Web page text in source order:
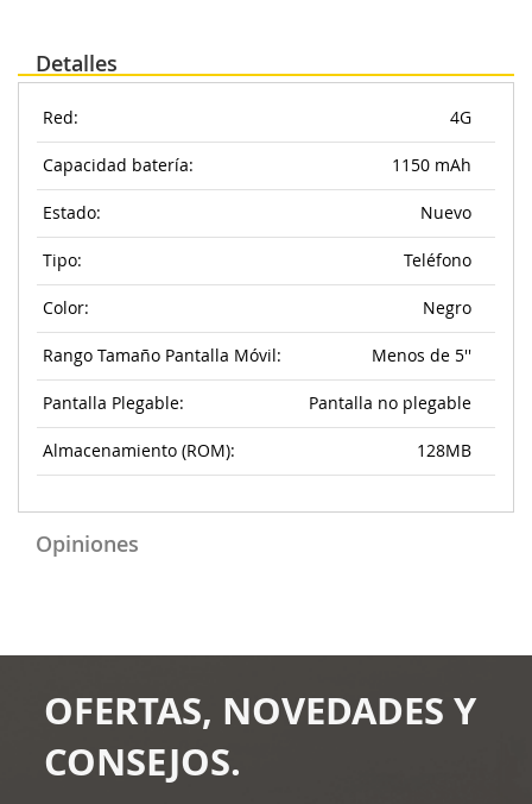
Detalles
Red: 4G
Capacidad batería: 1150 mAh
Estado: Nuevo
Tipo: Teléfono
Color: Negro
Rango Tamaño Pantalla Móvil: Menos de 5''
Pantalla Plegable: Pantalla no plegable
Almacenamiento (ROM): 128MB
Opiniones
OFERTAS, NOVEDADES Y
CONSEJOS.